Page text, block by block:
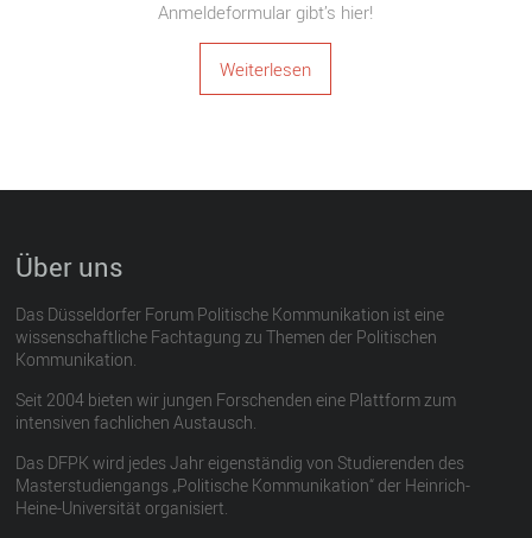
Anmeldeformular gibt’s hier!
Weiterlesen
Über uns
Das Düsseldorfer Forum Politische Kommunikation ist eine
wissenschaftliche Fachtagung zu Themen der Politischen
Kommunikation.
Seit 2004 bieten wir jungen Forschenden eine Plattform zum
intensiven fachlichen Austausch.
Das DFPK wird jedes Jahr eigenständig von Studierenden des
Masterstudiengangs „Politische Kommunikation“ der Heinrich-
Heine-Universität organisiert.